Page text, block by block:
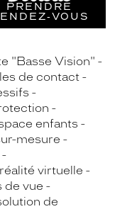
PRENDRE
"Basse Vision"
de contact
enfants
mesure
virtuelle
de vue
de